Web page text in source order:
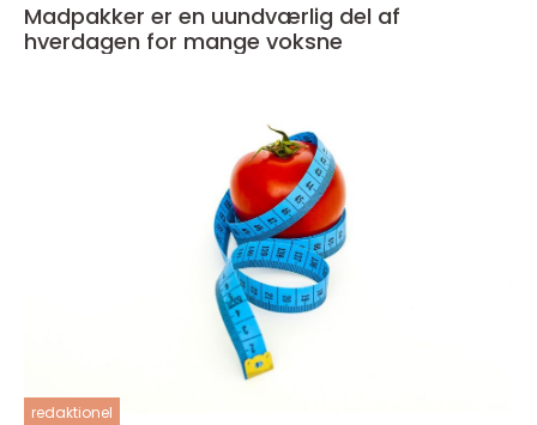
Madpakker er en uundværlig del af
hverdagen for mange voksne
redaktionel